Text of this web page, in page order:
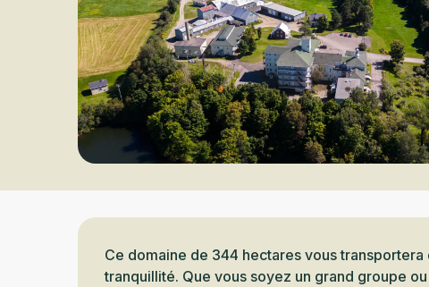
Description
Ce domaine de 344 hectares vous transportera
tranquillité. Que vous soyez un grand groupe